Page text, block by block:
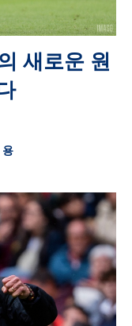
새로운 원
용